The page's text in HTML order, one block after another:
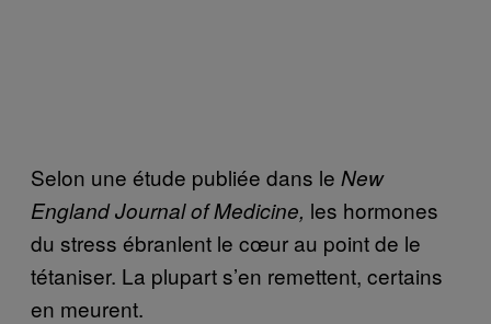
Selon une étude publiée dans le New
England Journal of Medicine, les hormones
du stress ébranlent le cœur au point de le
tétaniser. La plupart s’en remettent, certains
en meurent.